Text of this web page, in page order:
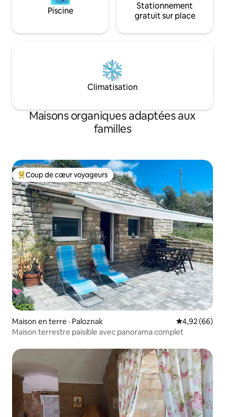
Piscine
Stationnement
gratuit sur place
Climatisation
Maisons organiques adaptées aux
familles
Coup de cœur voyageurs parmi les plus aimés
Coup de cœur voyageurs
Maison en terre · Paloznak Note
4,92 (66)
Maison terrestre paisible avec panorama complet